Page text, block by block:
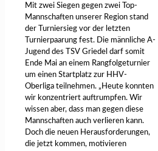
Mit zwei Siegen gegen zwei Top-
Mannschaften unserer Region stand
der Turniersieg vor der letzten
Turnierpaarung fest. Die männliche A-
Jugend des TSV Griedel darf somit
Ende Mai an einem Rangfolgeturnier
um einen Startplatz zur HHV-
Oberliga teilnehmen. „Heute konnten
wir konzentriert auftrumpfen. Wir
wissen aber, dass man gegen diese
Mannschaften auch verlieren kann.
Doch die neuen Herausforderungen,
die jetzt kommen, motivieren